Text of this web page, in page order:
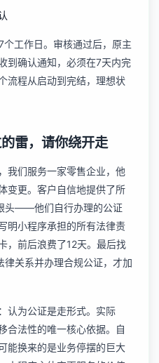
工作日。审核通过后，原主
到确认通知，必须在7天内完
流程从启动到完结，理想状
雷，请你绕开走
我们服务一家零售企业，他
变更。客户自信地提供了所
头——他们自行办理的公证
明小程序承担的所有法律责
，前后浪费了12天。最后找
律关系并办理合规公证，才加
认为公证是走形式。实际
合法性的唯一核心依据。自
能换来的是业务停摆的巨大